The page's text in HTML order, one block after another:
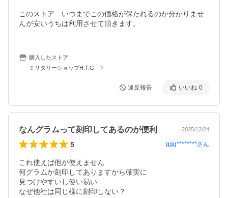
このストア　いつまでこの価格が保たれるのか分かりませ
んが安いうちは利用させて頂きます。
購入したストア
ミリタリーショップH.T.G.
違反報告 いいね 0
なんグラムって刻印してあるのが便利 2025/12/24
5 ggg********さん
これ使えば他が使えません
何グラムか刻印してありますから確実に
見つけやすいし使い易い
なぜ他社は同じ様に刻印しない？